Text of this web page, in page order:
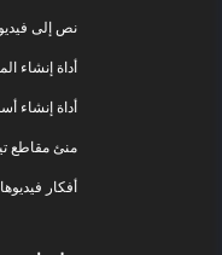
نص إلى
أداة إنشاء
أداة إنشاء
منئ مقاطع
أفكار